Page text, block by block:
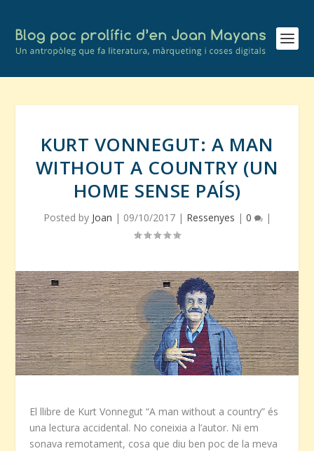
KURT VONNEGUT: A MAN
WITHOUT A COUNTRY (UN
HOME SENSE PAÍS)
Posted by Joan | 09/10/2017| Ressenyes | 0 |
El llibre de Kurt Vonnegut “A man without a country” és
una lectura accidental. No coneixia a l’autor. Ni em
sonava remotament, cosa que diu ben poc de la meva